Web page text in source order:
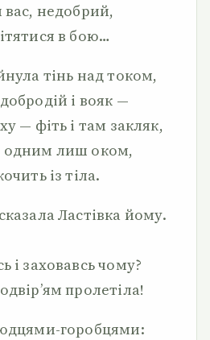
недобрий,
в бою…
тінь над током,
і вояк —
— фіть і там закляк,
одним лиш оком,
із тіла.
Ластівка йому.
і заховавсь чому?
пролетіла!
горобцями: